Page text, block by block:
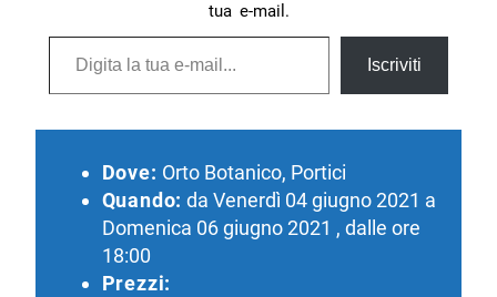
tua e-mail.
Digita la tua e-mail...
Iscriviti
Dove: Orto Botanico, Portici
Quando: da Venerdì 04 giugno 2021 a
Domenica 06 giugno 2021 , dalle ore
18:00
Prezzi: